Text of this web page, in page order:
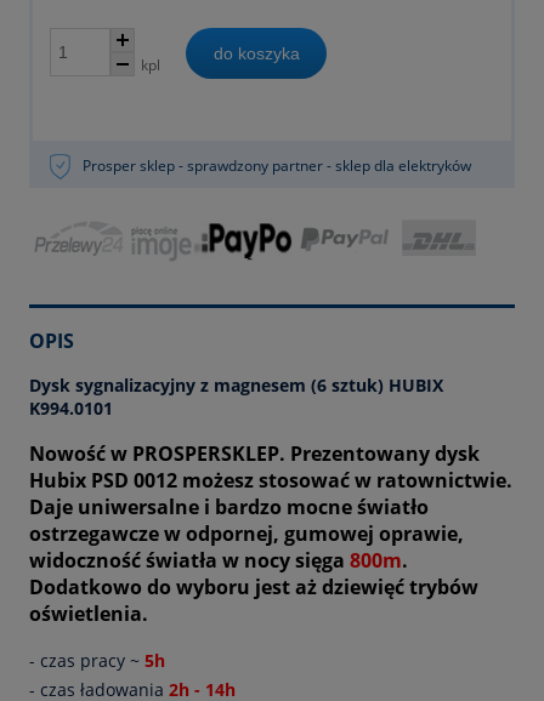
kpl
do koszyka
Prosper sklep - sprawdzony partner - sklep dla elektryków
OPIS
Dysk sygnalizacyjny z magnesem (6 sztuk) HUBIX
K994.0101
Nowość w PROSPERSKLEP. Prezentowany dysk
Hubix PSD 0012 możesz stosować w ratownictwie.
Daje uniwersalne i bardzo mocne światło
ostrzegawcze w odpornej, gumowej oprawie,
widoczność światła w nocy sięga 800m.
Dodatkowo do wyboru jest aż dziewięć trybów
oświetlenia.
- czas pracy ~ 5h
- czas ładowania 2h - 14h